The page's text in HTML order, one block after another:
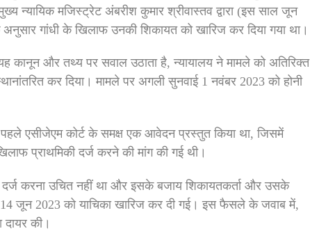
न्यायिक मजिस्ट्रेट अंबरीश कुमार श्रीवास्तव द्वारा (इस साल जून
गांधी के खिलाफ उनकी शिकायत को खारिज कर दिया गया था।
कानून और तथ्य पर सवाल उठाता है, न्यायालय ने मामले को अतिरिक्त
कर दिया। मामले पर अगली सुनवाई 1 नवंबर 2023 को होनी
पहले एसीजेएम कोर्ट के समक्ष एक आवेदन प्रस्तुत किया था, जिसमें
प्राथमिकी दर्ज करने की मांग की गई थी।
दर्ज करना उचित नहीं था और इसके बजाय शिकायतकर्ता और उसके
जून 2023 को याचिका खारिज कर दी गई। इस फैसले के जवाब में,
दायर की।